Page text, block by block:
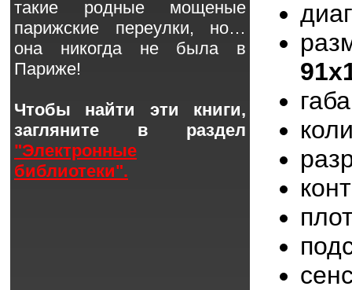
такие родные мощеные
парижские переулки, но…
она никогда не была в
Париже!
Чтобы найти эти книги,
загляните в раздел
"Электронные
библиотеки".